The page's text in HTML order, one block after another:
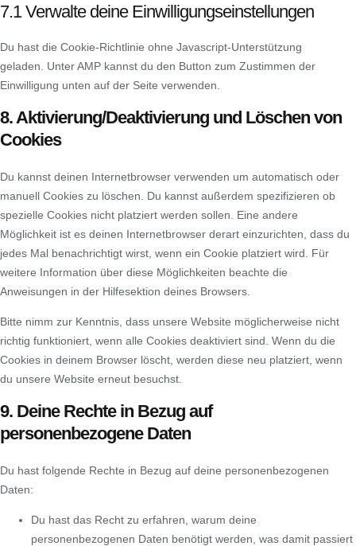
7.1 Verwalte deine Einwilligungseinstellungen
Du hast die Cookie-Richtlinie ohne Javascript-Unterstützung
geladen. Unter AMP kannst du den Button zum Zustimmen der
Einwilligung unten auf der Seite verwenden.
8. Aktivierung/Deaktivierung und Löschen von
Cookies
Du kannst deinen Internetbrowser verwenden um automatisch oder
manuell Cookies zu löschen. Du kannst außerdem spezifizieren ob
spezielle Cookies nicht platziert werden sollen. Eine andere
Möglichkeit ist es deinen Internetbrowser derart einzurichten, dass du
jedes Mal benachrichtigt wirst, wenn ein Cookie platziert wird. Für
weitere Information über diese Möglichkeiten beachte die
Anweisungen in der Hilfesektion deines Browsers.
Bitte nimm zur Kenntnis, dass unsere Website möglicherweise nicht
richtig funktioniert, wenn alle Cookies deaktiviert sind. Wenn du die
Cookies in deinem Browser löscht, werden diese neu platziert, wenn
du unsere Website erneut besuchst.
9. Deine Rechte in Bezug auf
personenbezogene Daten
Du hast folgende Rechte in Bezug auf deine personenbezogenen
Daten:
Du hast das Recht zu erfahren, warum deine
personenbezogenen Daten benötigt werden, was damit passiert